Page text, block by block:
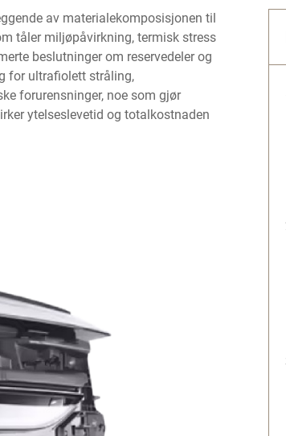
av materialekomposisjonen til
tåler miljøpåvirkning, termisk stress
beslutninger om reservedeler og
for ultrafiolett stråling,
forurensninger, noe som gjør
ytelseslevetid og totalkostnaden